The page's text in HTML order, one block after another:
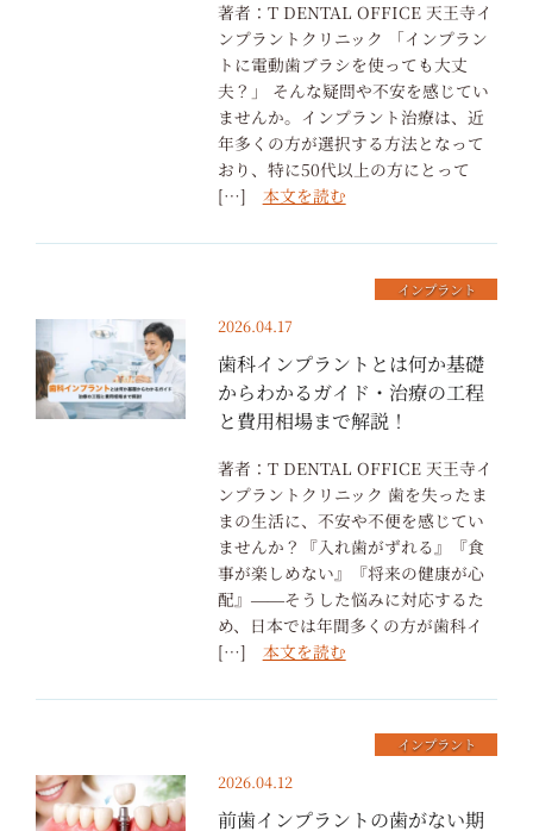
著者：T DENTAL OFFICE 天王寺イ
ンプラントクリニック 「インプラン
トに電動歯ブラシを使っても大丈
夫？」 そんな疑問や不安を感じてい
ませんか。インプラント治療は、近
年多くの方が選択する方法となって
おり、特に50代以上の方にとって
[…] 本文を読む
2026.04.17
歯科インプラントとは何か基礎
からわかるガイド・治療の工程
と費用相場まで解説！
著者：T DENTAL OFFICE 天王寺イ
ンプラントクリニック 歯を失ったま
まの生活に、不安や不便を感じてい
ませんか？『入れ歯がずれる』『食
事が楽しめない』『将来の健康が心
配』――そうした悩みに対応するた
め、日本では年間多くの方が歯科イ
[…] 本文を読む
インプラント
2026.04.12
前歯インプラントの歯がない期
インプラント